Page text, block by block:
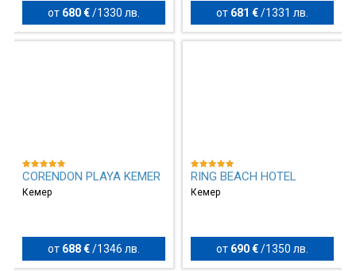
от 680 € / 1330 лв. от 681 €/ 1331 лв.
CORENDON PLAYA KEMER
Кемер
от 688 € / 1346 лв.
RING BEACH HOTEL
Кемер
от 690 €/ 1350 лв.